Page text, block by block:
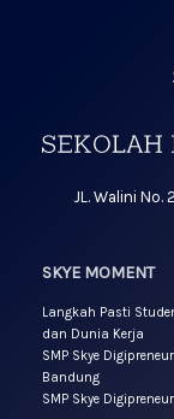
JL. Walini
SKYE MOMENT
Langkah Pasti
dan Dunia Kerja
SMP Skye
Bandung
SMP Skye